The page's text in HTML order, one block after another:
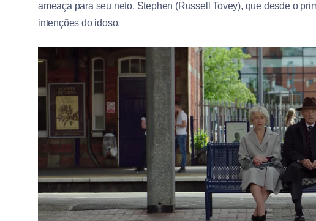
ameaça para seu neto, Stephen (Russell Tovey), que desde o
intenções do idoso.